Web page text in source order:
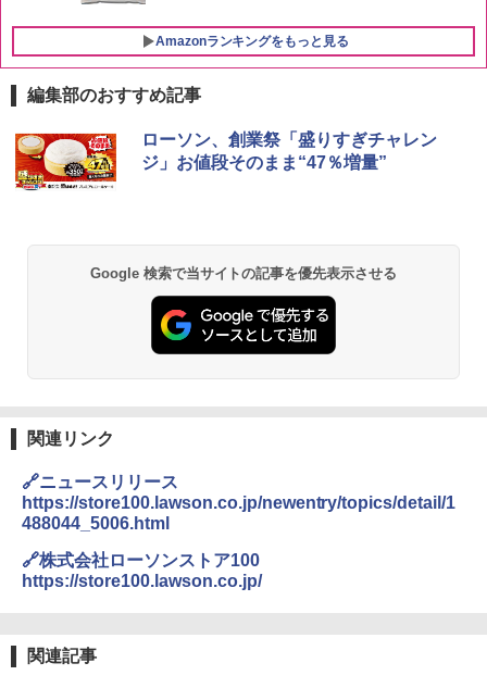
Amazonランキングをもっと見る
1
ブラックニッカ ニッカ Nikka ウィスキ
ー4000ml ブラックニッカクリア ウヰス
キー 【日本 アサヒ ウィスキー】 大容量
角瓶 2700ml サントリー ウイスキー ハ
イボール 大容量
1
チキンラーメン どんぶり 85g×12個 日清
食品 インスタント カップ麺
【公式】ブタメン とんこつ味 35g×15個
| 業務用 夜食 カップラーメン ミニカップ
麺 小腹 インスタント アウトドアにも ロ
ーリングストック 大人買い おやつカン
パニー
3
1
[山善] スチームオーブンレンジ 25L 一人
暮らし 二人暮らし フラットテーブル ス
チーム調理 自動メニュー19種搭載 角皿
シャープ 過熱水蒸気 オーブンレンジ 26
L コンベクション 2段調理 ホワイト RE-
SS26B-W
ーム調理 フラットテーブル トースト機
￥26,130
4
編集部のおすすめ記事
ローソン、創業祭「盛りすぎチャレン
ジ」お値段そのまま“47％増量”
Google 検索で当サイトの記事を優先表示させる
関連リンク
🔗ニュースリリース
https://store100.lawson.co.jp/newentry/topics/detail/1
488044_5006.html
🔗株式会社ローソンストア100
https://store100.lawson.co.jp/
関連記事